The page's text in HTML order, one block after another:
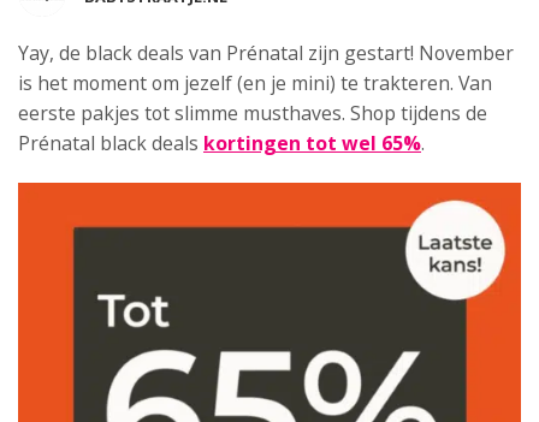
Yay, de black deals van Prénatal zijn gestart! November
is het moment om jezelf (en je mini) te trakteren. Van
eerste pakjes tot slimme musthaves. Shop tijdens de
Prénatal black deals kortingen tot wel 65%.